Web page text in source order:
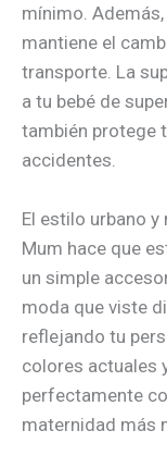
mínimo.
mantiene el
transporte. La
a tu bebé de
también protege
accidentes.
El estilo urbano
Mum hace que
un simple
moda que viste
reflejando tu
colores actuales
perfectamente
maternidad más